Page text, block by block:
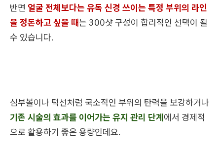
반면 얼굴 전체보다는 유독 신경 쓰이는 특정 부위의 라인
을 정돈하고 싶을 때는 300샷 구성이 합리적인 선택이 될
수 있습니다.
심부볼이나 턱선처럼 국소적인 부위의 탄력을 보강하거나
기존 시술의 효과를 이어가는 유지 관리 단계에서 경제적
으로 활용하기 좋은 용량인데요.